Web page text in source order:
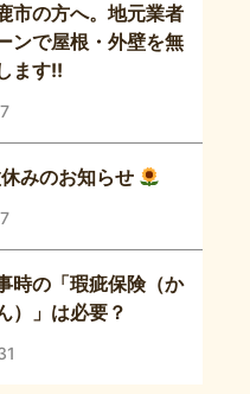
市の方へ。地元業者
ンで屋根・外壁を無
ます!!
みのお知らせ
時の「瑕疵保険（か
）」は必要？